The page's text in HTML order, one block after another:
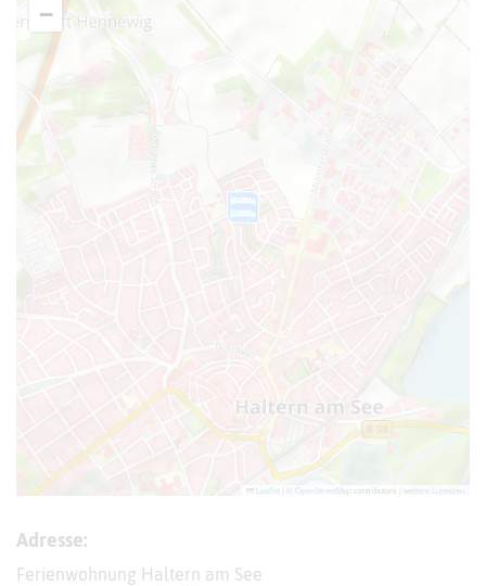
−
Leaflet OpenStreetMap contributors | weitere Lizenzen
Adresse:
Ferienwohnung Haltern am See